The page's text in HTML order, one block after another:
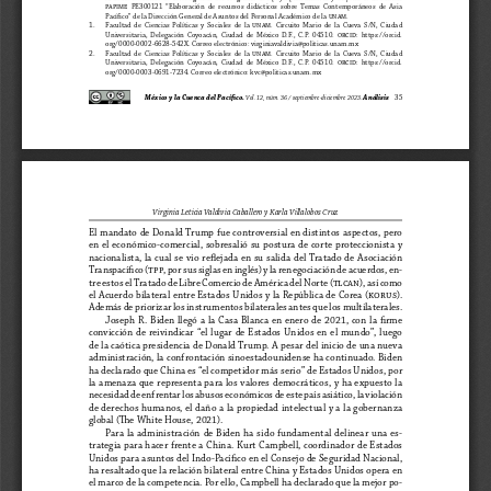
México y la Cuenca del Pacífico. Vol. 12, núm. 36 / septiembre-diciembre 2023. Análisis 35
papime  PE300121  “Elaboración  de  recursos  didácticos  sobre  Temas  Contemporáneos  de  Asia
Pacífico” de la Dirección General de Asuntos del Personal Académico de la unam.
1.
Facultad  de  Ciencias  Políticas  y  Sociales  de  la  unam.  Circuito  Mario  de  la  Cueva  S/N,  Ciudad
Universitaria,  Delegación  Coyoacán,  Ciudad  de  México  D.F.,  C.P.  04510.  orcid:  https://orcid.
org/0000-0002-6628-542X. Correo electrónico: virginiavaldivia@politicas.unam.mx
2.
Facultad  de  Ciencias  Políticas  y  Sociales  de  la  unam.  Circuito  Mario  de  la  Cueva  S/N,  Ciudad
Universitaria,  Delegación  Coyoacán,  Ciudad  de  México  D.F.,  C.P.  04510.  orcid:  https://orcid.
org/0000-0003-0691-7234. Correo electrónico: kvc@politicas.unam.mx
Virginia Leticia Valdivia Caballero y Karla Villalobos Cruz
El mandato de Donald Trump fue controversial en distintos aspectos, pero
en  el  económico-comercial,  sobresalió  su  postura  de  corte  proteccionista  y
nacionalista,  la  cual  se  vio  reflejada  en  su  salida  del  Tratado  de  Asociación
Transpacífico (tpp, por sus siglas en inglés) y la renegociación de acuerdos, en-
tre estos el Tratado de Libre Comercio de América del Norte (tlcan), así como
el Acuerdo bilateral entre Estados Unidos y la República de Corea (korus).
Además de priorizar los instrumentos bilaterales antes que los multilaterales.
Joseph  R.  Biden  llegó  a  la  Casa  Blanca  en  enero  de  2021,  con  la  firme
convicción  de  reivindicar  “el  lugar  de  Estados  Unidos  en  el  mundo”,  luego
de la caótica presidencia de Donald Trump. A pesar del inicio de una nueva
administración, la confrontación sinoestadounidense ha continuado. Biden
ha declarado que China es “el competidor más serio” de Estados Unidos, por
la  amenaza  que  representa  para  los  valores  democráticos,  y  ha  expuesto  la
necesidad de enfrentar los abusos económicos de este país asiático, la violación
de derechos humanos, el daño a la propiedad intelectual y a la gobernanza
global (The White House, 2021).
Para  la  administración  de  Biden  ha  sido  fundamental  delinear  una  es-
trategia para hacer frente a China. Kurt Campbell, coordinador de Estados
Unidos para asuntos del Indo-Pacífico en el Consejo de Seguridad Nacional,
ha resaltado que la relación bilateral entre China y Estados Unidos opera en
el marco de la competencia. Por ello, Campbell ha declarado que la mejor po-